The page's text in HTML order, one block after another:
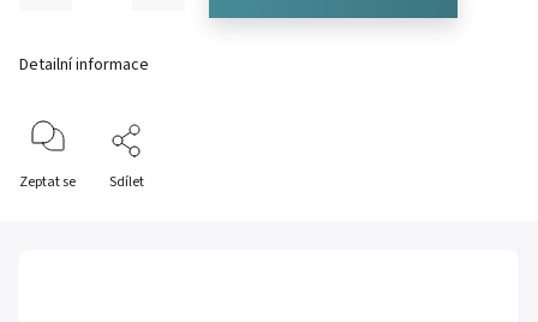
Detailní informace
Zeptat se Sdílet